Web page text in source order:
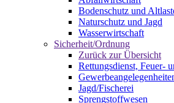
Bodenschutz und
Naturschutz und Jagd
Wasserwirtschaft
Sicherheit/Ordnung
Zurück zur Übersicht
Rettungsdienst, Feuer-
Jagd/Fischerei
Sprengstoffwesen